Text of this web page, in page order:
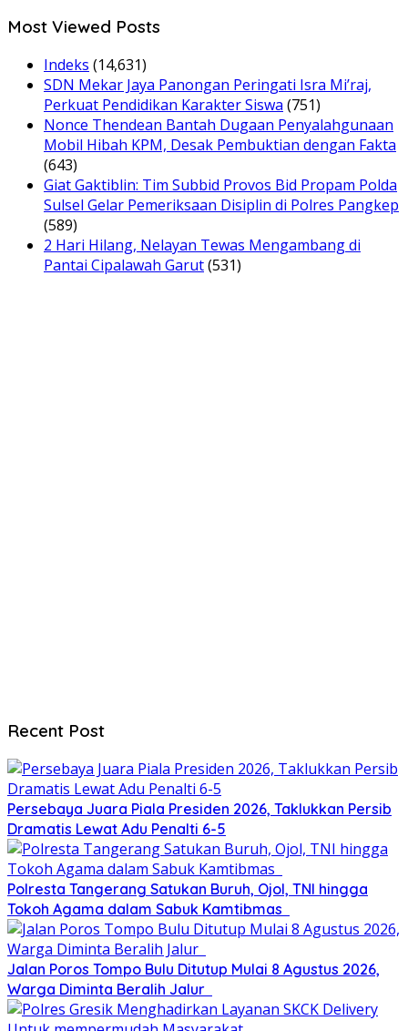
Most Viewed Posts
Indeks (14,631)
SDN Mekar Jaya Panongan Peringati Isra Mi’raj,
Perkuat Pendidikan Karakter Siswa (751)
Nonce Thendean Bantah Dugaan Penyalahgunaan
Mobil Hibah KPM, Desak Pembuktian dengan Fakta
(643)
Giat Gaktiblin: Tim Subbid Provos Bid Propam Polda
Sulsel Gelar Pemeriksaan Disiplin di Polres Pangkep
(589)
2 Hari Hilang, Nelayan Tewas Mengambang di
Pantai Cipalawah Garut(531)
Recent Post
Persebaya Juara Piala Presiden 2026, Taklukkan Persib
Dramatis Lewat Adu Penalti 6-5
Polresta Tangerang Satukan Buruh, Ojol, TNI hingga
Tokoh Agama dalam Sabuk Kamtibmas
Jalan Poros Tompo Bulu Ditutup Mulai 8 Agustus 2026,
Warga Diminta Beralih Jalur